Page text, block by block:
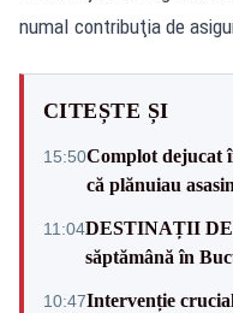
numaI contribuţia de
CITEȘTE ȘI
15:50Complot dejucat
că plănuiau
11:04DESTINAȚII
săptămână în
10:47Intervenție